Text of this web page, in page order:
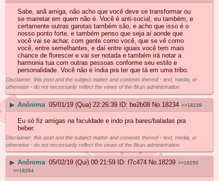
Sabe, anã amiga, não acho que você deve se transformar ou
se marretar em quem não é. Você é anti-social, eu também, e
certamente outras garotas também são, e acho que isso é o
nosso ponto forte, e também penso que seja aí aonde que
você vai se achar, com gente como você, que se vê como
você, entre semelhantes, e daí entre iguais você tem mais
chance de florescer e vai ser notada e também irá notar a
harmonia tua com outras pessoas conforme seu estilo e
personalidade. Você não é índia pra ter que tá em uma tribo.
Disclaimer: this post and the subject matter and contents thereof - text, media, or
otherwise - do not necessarily reflect the views of the 8kun administration.
▶ Anônima 05/01/19 (Qua) 22:26:39 be2b08 No. 18234 >>18239
Eu só fiz amigas na faculdade e indo pra bares/baladas pra
beber.
Disclaimer: this post and the subject matter and contents thereof - text, media, or
otherwise - do not necessarily reflect the views of the 8kun administration.
▶ Anônima 05/02/19 (Qui) 00:21:59 f7c474 No.18239 >>18250
>>18264